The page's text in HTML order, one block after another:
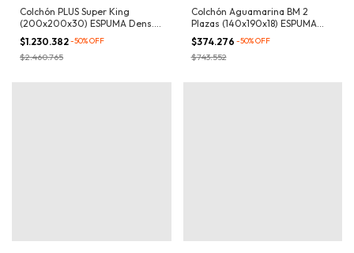
Colchón PLUS Super King
(200x200x30) ESPUMA Dens.
32kg/m³
$1.230.382-50%OFF
$2.460.765
Colchón Aguamarina BM 2
Plazas (140x190x18) ESPUMA
Dens. 21kg/m³
$374.276 -50%OFF
$743.552